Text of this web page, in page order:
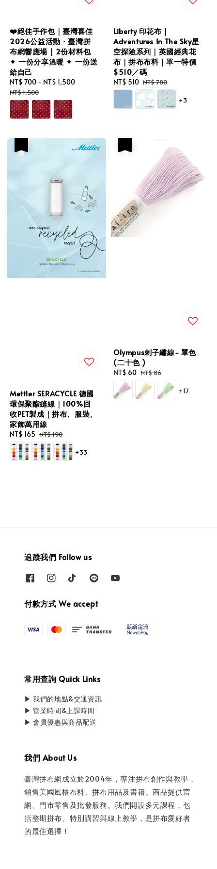
❤️絕佳手作包｜臺灣喜佳
2026公益活動・臺灣拼
布網響應場 | 2份材料包
✦ 一份分享溫暖 ✦ 一份送
給自己
Sale
price
NT$ 700 - NT$ 1,500
NT$ 1,500
Liberty 印花布｜
Adventures In The Sky星
空探險系列｜英國經典花
布｜拼布布料｜單一特價
$510／碼
Sale
price
NT$ 510 Regular
price
NT$ 780
+3
Mettler SERACYCLE 德國
環保聚酯縫線｜100%回
收PET製成｜拼布、服裝、
家飾萬用線
Sale
price
NT$ 165 Regular
price
NT$ 190
+33
Olympus刺子繡線- 單色
(二十色 )
Sale
price
NT$ 60 Regular
price
NT$ 86
+17
追蹤我們 Follow us
付款方式 We accept
常用查詢 Quick Links
▶ 我們的地點&交通資訊
▶ 營業時間&上課時間
▶ 會員優惠與商品配送
我們 About Us
臺灣拼布網成立於2004年，專注拼布創作與教學，
銷售美國風格布料、拼布用品及書籍。商品提供官
網、門市零售及批發服務。我們開設多元課程，包
括整期拼布、特別講習與線上教學，是拼布愛好者
的最佳選擇！